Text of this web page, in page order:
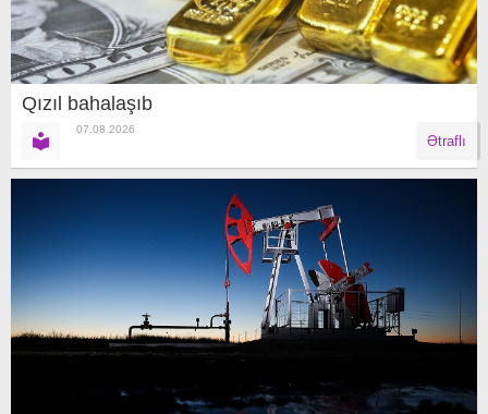
Qızıl bahalaşıb
07.08.2026
Ətraflı